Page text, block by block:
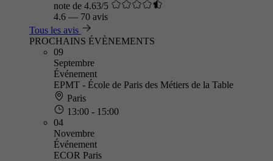
note de 4.63/5
4.6 — 70 avis
Tous les avis
PROCHAINS ÉVÈNEMENTS
09
Septembre
Événement
EPMT - École de Paris des Métiers de la Table
Paris
13:00 - 15:00
04
Novembre
Événement
ECOR Paris